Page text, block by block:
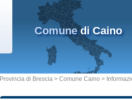
Comunedi Caino
Provincia di Brescia > Comune Caino >